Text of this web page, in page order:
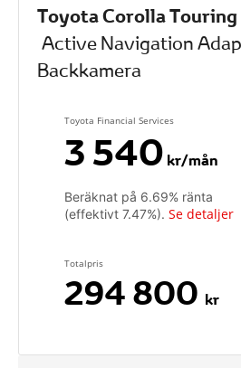
Toyota Corolla
Active Navigation
Backkamera
Toyota Financial Services
3 540 kr/mån
Beräknat på 6.69% ränta
(effektivt 7.47%). Se detaljer
Totalpris
294 800 kr